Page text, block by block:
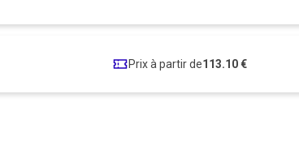
Prix à partir de113.10 €